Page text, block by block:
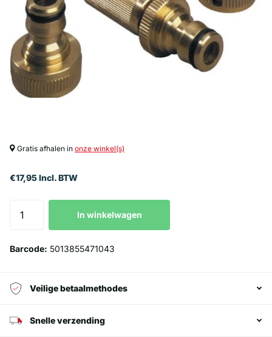
Gratis afhalen in onze winkel(s)
€17,95 Incl. BTW
In winkelwagen
Barcode: 5013855471043
Veilige betaalmethodes
Snelle verzending